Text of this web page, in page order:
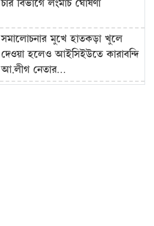
চার বিভাগে লংমার্চ ঘোষণা
সমালোচনার মুখে হাতকড়া খুলে
দেওয়া হলেও আইসিইউতে কারাবন্দি
আ.লীগ নেতার…